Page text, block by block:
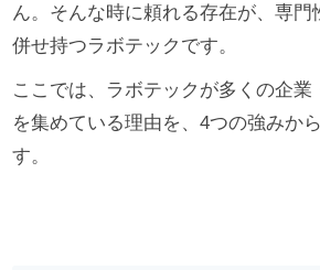
ん。そんな時に頼れる存在が、専門
併せ持つラボテックです。
ここでは、ラボテックが多くの企業
を集めている理由を、4つの強みか
す。